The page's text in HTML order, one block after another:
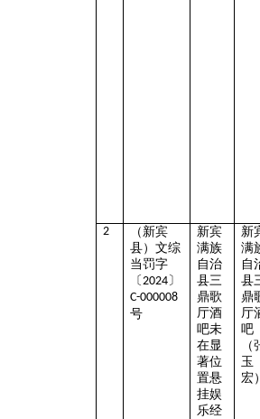
2
（新宾
县）文综
当罚字
〔 2024 〕
C-000008
号
新宾
满族
自治
县三
鼎歌
厅酒
吧未
在显
著位
置悬
挂娱
乐经
新
满
自
县
鼎
厅
吧
（
玉
宏